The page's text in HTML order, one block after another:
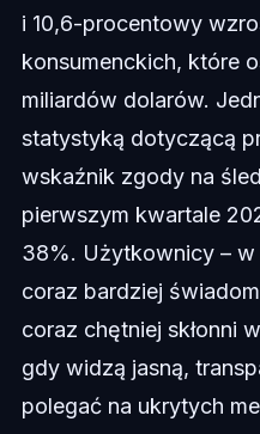
i 10,6-procentowy
konsumenckich, które
miliardów dolarów.
statystyką dotyczącą
wskaźnik zgody na
pierwszym kwartale
38%. Użytkownicy – w
coraz bardziej
coraz chętniej skłonni
gdy widzą jasną,
polegać na ukrytych